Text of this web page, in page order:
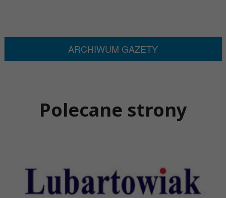
ARCHIWUM GAZETY
Polecane strony